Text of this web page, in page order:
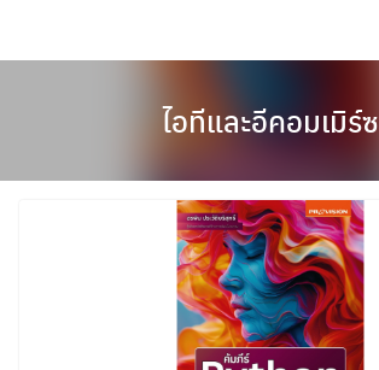
ไอทีและอีคอมเมิร์ซ